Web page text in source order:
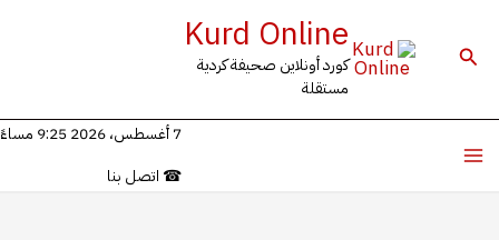
Kurd Online
كورد أونلاين صحيفة كردية
مستقلة
اتصل بنا